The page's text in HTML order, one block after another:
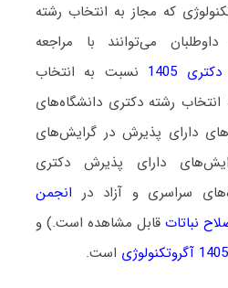
که مجاز به انتخاب رشته
می‌توانند با مراجعه
1405
نسبت به انتخاب
انتخاب رشته دکتری دانشگاه‌های
دارای پذیرش در گرایش‌های
دارای پذیرش دکتری
سراسری و آزاد در انجمن
نباتات قابل مشاهده است.) و
است.